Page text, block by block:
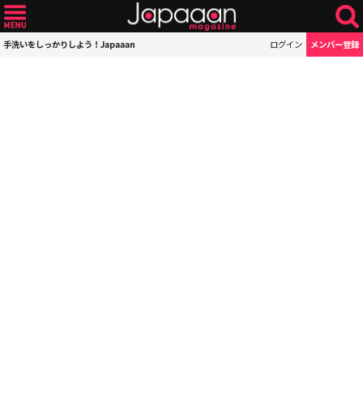
手洗いをしっかりしよう！Japaaan ログイン メンバー登録